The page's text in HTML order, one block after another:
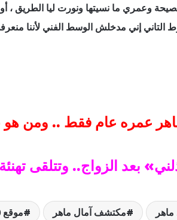
وعمري ما نسيتها ونورت ليا الطريق ،
التاني إني مدخلش الوسط الفني لأننا
ماهر عمره عام فقط .. ومن
بعد الزواج.. وتتلقى
مكتشف آمال ماهر موقع 30 يوم